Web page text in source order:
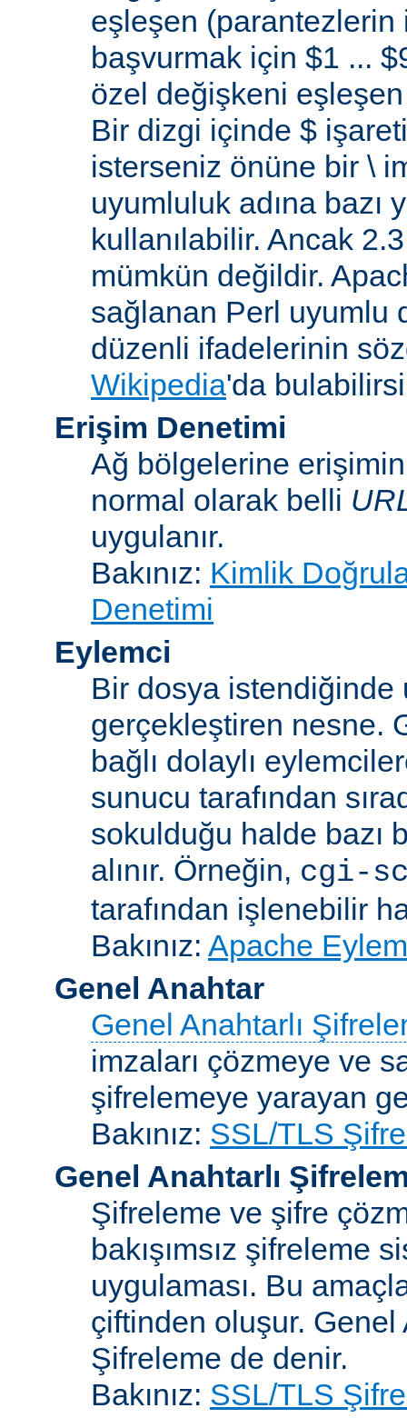
eşleşen (parantezlerin
başvurmak için $1 ...
özel değişkeni eşleşen
Bir dizgi içinde $
isterseniz önüne bir \
uyumluluk adına
kullanılabilir. Ancak
mümkün değildir.
sağlanan Perl uyumlu
düzenli ifadelerinin
Wikipedia'da
Erişim Denetimi
Ağ bölgelerine erişimin
normal olarak belli
uygulanır.
Bakınız: Kimlik
Denetimi
Eylemci
Bir dosya
gerçekleştiren nesne.
bağlı dolaylı
sunucu tarafından
sokulduğu halde bazı
alınır. Örneğin, cgi-
tarafından işlenebilir
Bakınız: Apache
Genel Anahtar
Genel Anahtarlı
imzaları çözmeye ve
şifrelemeye yarayan
Bakınız: SSL/TLS
Genel Anahtarlı
Şifreleme ve şifre
bakışımsız şifreleme
uygulaması. Bu
çiftinden oluşur. Genel
Şifreleme de denir.
Bakınız: SSL/TLS